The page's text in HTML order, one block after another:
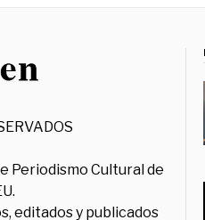
Periodismo Cultural de
editados y publicados